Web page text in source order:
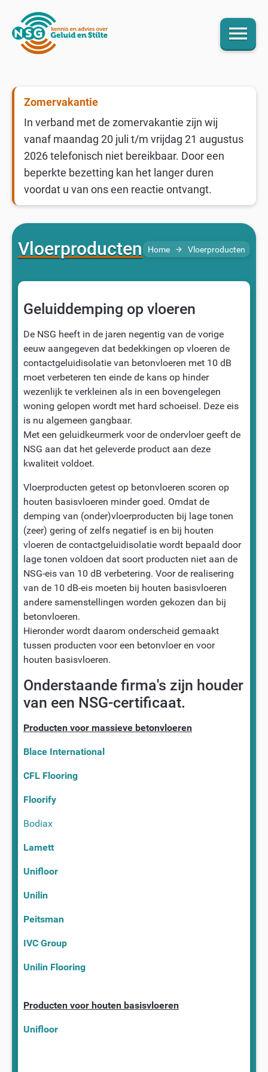
menu
Zomervakantie
In verband met de zomervakantie zijn wij
vanaf maandag 20 juli t/m vrijdag 21 augustus
2026 telefonisch niet bereikbaar. Door een
beperkte bezetting kan het langer duren
voordat u van ons een reactie ontvangt.
Vloerproducten Home arrow_forward Vloerproducten
Geluiddemping op vloeren
De NSG heeft in de jaren negentig van de vorige
eeuw aangegeven dat bedekkingen op vloeren de
contactgeluidisolatie van betonvloeren met 10 dB
moet verbeteren ten einde de kans op hinder
wezenlijk te verkleinen als in een bovengelegen
woning gelopen wordt met hard schoeisel. Deze eis
is nu algemeen gangbaar.
Met een geluidkeurmerk voor de ondervloer geeft de
NSG aan dat het geleverde product aan deze
kwaliteit voldoet.
Vloerproducten getest op betonvloeren scoren op
houten basisvloeren minder goed. Omdat de
demping van (onder)vloerproducten bij lage tonen
(zeer) gering of zelfs negatief is en bij houten
vloeren de contactgeluidisolatie wordt bepaald door
lage tonen voldoen dat soort producten niet aan de
NSG-eis van 10 dB verbetering. Voor de realisering
van de 10 dB-eis moeten bij houten basisvloeren
andere samenstellingen worden gekozen dan bij
betonvloeren.
Hieronder wordt daarom onderscheid gemaakt
tussen producten voor een betonvloer en voor
houten basisvloeren.
Onderstaande firma's zijn houder
van een NSG-certificaat.
Producten voor massieve betonvloeren
Blace International
CFL Flooring
Floorify
Bodiax
Lamett
Unifloor
Unilin
Peitsman
IVC Group
Unilin Flooring
Producten voor houten basisvloeren
Unifloor